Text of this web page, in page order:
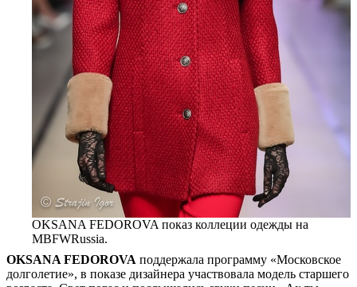
OKSANA FEDOROVA показ коллеции одежды на
MBFWRussia.
OKSANA FEDOROVA поддержала программу «Московское
долголетие», в показе дизайнера участвовала модель старшего